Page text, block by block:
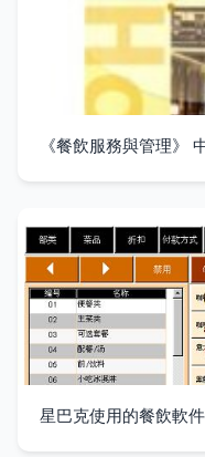
《餐飲服務與管理》
星巴克使用的餐飲軟